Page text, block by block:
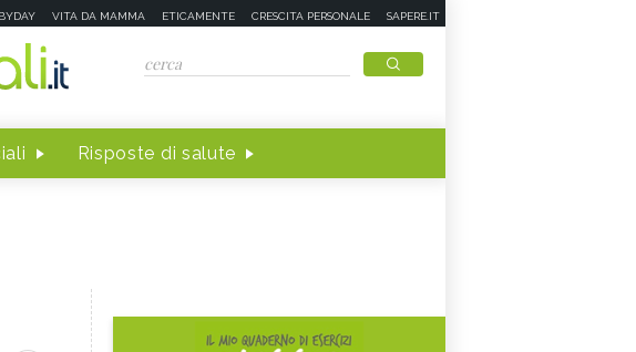
VITA DA MAMMA ETICAMENTE CRESCITA PERSONALE SAPERE.IT
Risposte di salute